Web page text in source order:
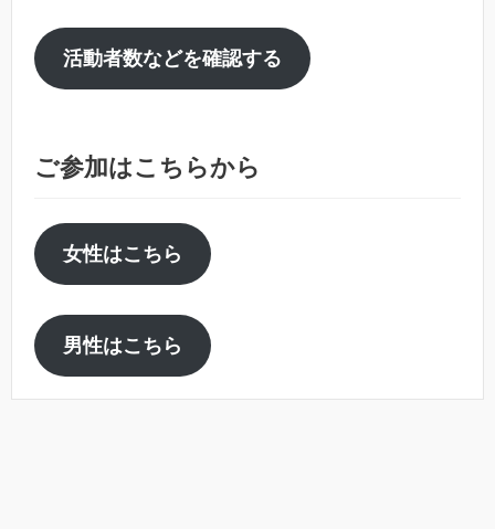
活動者数などを確認する
ご参加はこちらから
女性はこちら
男性はこちら